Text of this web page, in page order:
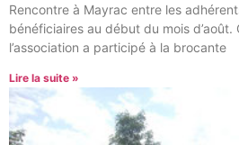
Rencontre à Mayrac entre les
bénéficiaires au début du mois d’août.
l’association a participé à la brocante
Lire la suite »